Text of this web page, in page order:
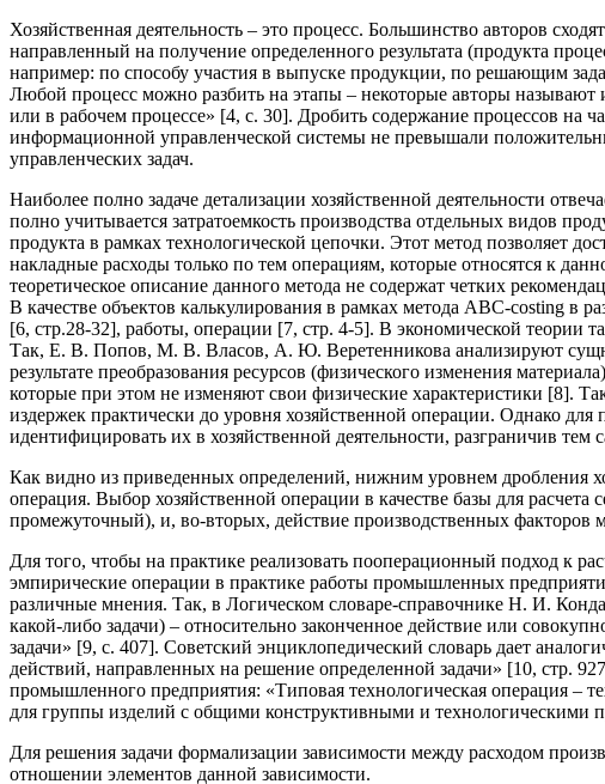
Хозяйственная деятельность – это процесс. Большинство авторов
направленный на получение определенного результата (продукта
например: по способу участия в выпуске продукции, по решающим
Любой процесс можно разбить на этапы – некоторые авторы называют
или в рабочем процессе» [4, с. 30]. Дробить содержание процессов на
информационной управленческой системы не превышали
управленческих задач.
Наиболее полно задаче детализации хозяйственной деятельности
полно учитывается затратоемкость производства отдельных видов
продукта в рамках технологической цепочки. Этот метод позволяет
накладные расходы только по тем операциям, которые относятся к
теоретическое описание данного метода не содержат четких
В качестве объектов калькулирования в рамках метода ABC-costing в
[6, стр.28-32], работы, операции [7, стр. 4-5]. В экономической теории
Так, Е. В. Попов, М. В. Власов, А. Ю. Веретенникова анализируют
результате преобразования ресурсов (физического изменения
которые при этом не изменяют свои физические характеристики [8].
издержек практически до уровня хозяйственной операции. Однако
идентифицировать их в хозяйственной деятельности, разграничив
Как видно из приведенных определений, нижним уровнем дробления
операция. Выбор хозяйственной операции в качестве базы для
промежуточный), и, во-вторых, действие производственных факторов
Для того, чтобы на практике реализовать пооперационный подход к
эмпирические операции в практике работы промышленных
различные мнения. Так, в Логическом словаре-справочнике Н. И.
какой-либо задачи) – относительно законченное действие или
задачи» [9, с. 407]. Советский энциклопедический словарь дает
действий, направленных на решение определенной задачи» [10, стр.
промышленного предприятия: «Типовая технологическая операция –
для группы изделий с общими конструктивными и технологическими
Для решения задачи формализации зависимости между расходом
отношении элементов данной зависимости.